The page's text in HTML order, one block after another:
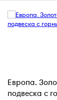
Европа.
подвеска с